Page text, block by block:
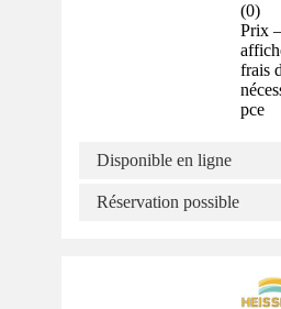
(0)
Prix
frais
pce
Disponible en ligne
Réservation possible